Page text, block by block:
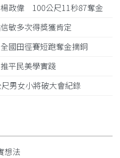
政偉 100公尺11秒87奪金
敏多次得獎獲肯定
國田徑賽短跑奪金摘銅
平民美學實踐
男女小將破大會紀錄
想法